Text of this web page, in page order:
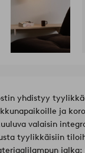
yhdistyy
ja
valaisin
tyylikkäisiin
jalka: